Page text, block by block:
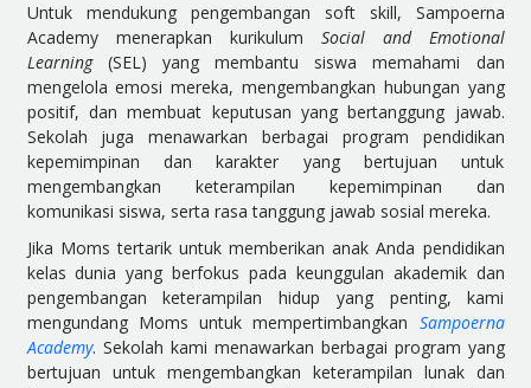
Untuk mendukung pengembangan soft skill, Sampoerna
Academy menerapkan kurikulum Social and Emotional
Learning(SEL) yang membantu siswa memahami dan
mengelola emosi mereka, mengembangkan hubungan yang
positif, dan membuat keputusan yang bertanggung jawab.
Sekolah juga menawarkan berbagai program pendidikan
kepemimpinan dan karakter yang bertujuan untuk
mengembangkan keterampilan kepemimpinan dan
komunikasi siswa, serta rasa tanggung jawab sosial mereka.
Jika Moms tertarik untuk memberikan anak Anda pendidikan
kelas dunia yang berfokus pada keunggulan akademik dan
pengembangan keterampilan hidup yang penting, kami
mengundang Moms untuk mempertimbangkan Sampoerna
Academy. Sekolah kami menawarkan berbagai program yang
bertujuan untuk mengembangkan keterampilan lunak dan